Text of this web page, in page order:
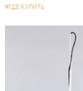
#ГДЕ КУПИТЬ